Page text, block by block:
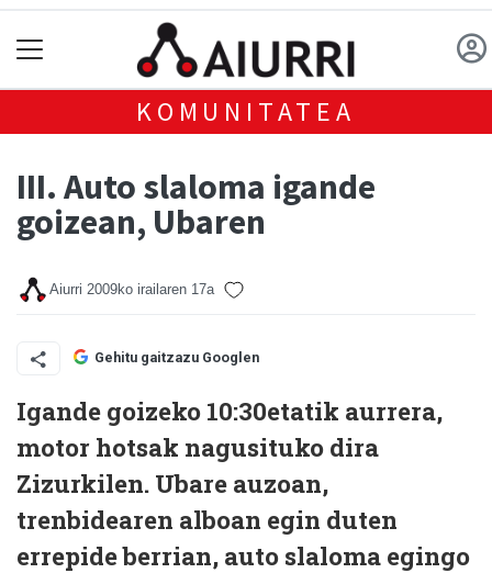
KOMUNITATEA
III. Auto slaloma igande
goizean, Ubaren
Aiurri 2009ko irailaren 17a
Gehitu gaitzazu Googlen
Igande goizeko 10:30etatik aurrera,
motor hotsak nagusituko dira
Zizurkilen. Ubare auzoan,
trenbidearen alboan egin duten
errepide berrian, auto slaloma egingo